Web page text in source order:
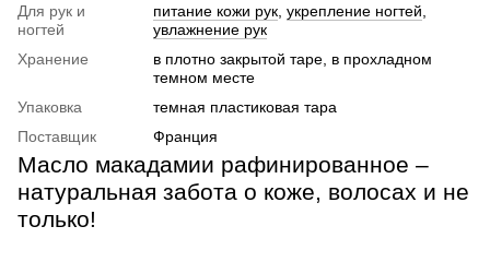
Для рук и
ногтей
питание кожи рук укрепление ногтей
увлажнение рук
Хранение
в плотно закрытой таре, в прохладном
темном месте
Упаковка
темная пластиковая тара
Поставщик
Франция
Масло макадамии рафинированное –
натуральная забота о коже, волосах и не
только!